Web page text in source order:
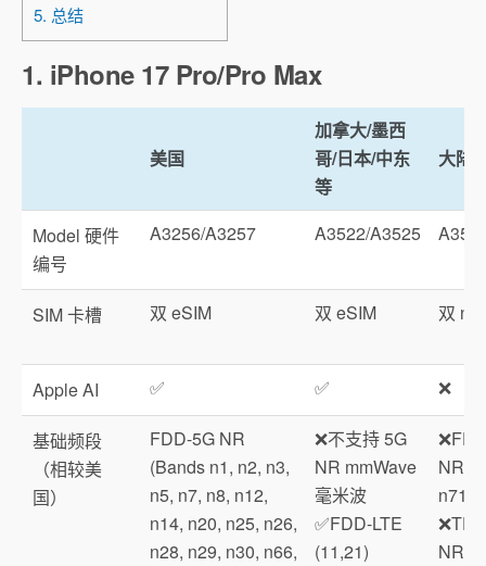
5. 总结
1. iPhone 17 Pro/Pro Max
美国
加拿大/墨西
哥/日本/中东
等
大陆
Model 硬件
编号
A3256/A3257 A3522/A3525
SIM 卡槽 双 eSIM 双 eSIM 双
Apple AI ✅ ✅ ❌
基础频段
（相较美
国）
FDD-5G NR
(Bands n1, n2, n3,
n5, n7, n8, n12,
n14, n20, n25, n26,
n28, n29, n30, n66,
❌不支持 5G
NR mmWave
毫米波
✅FDD-LTE
(11,21)
n71)
NR